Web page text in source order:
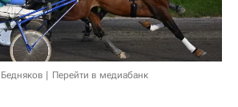
Перейти в медиабанк